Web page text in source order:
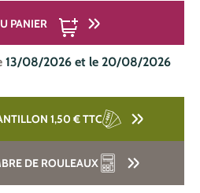
PANIER
13/08/2026 et le 20/08/2026
1,50 €TTC
DE ROULEAUX